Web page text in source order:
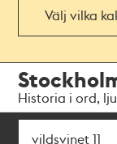
Välj vilka
navigationen
huvudinnehållet
Historia i ord,
Sök